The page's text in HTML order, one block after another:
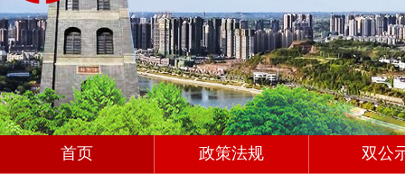
首页 政策法规 双公